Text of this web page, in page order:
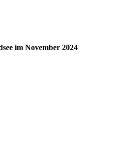
im November 2024